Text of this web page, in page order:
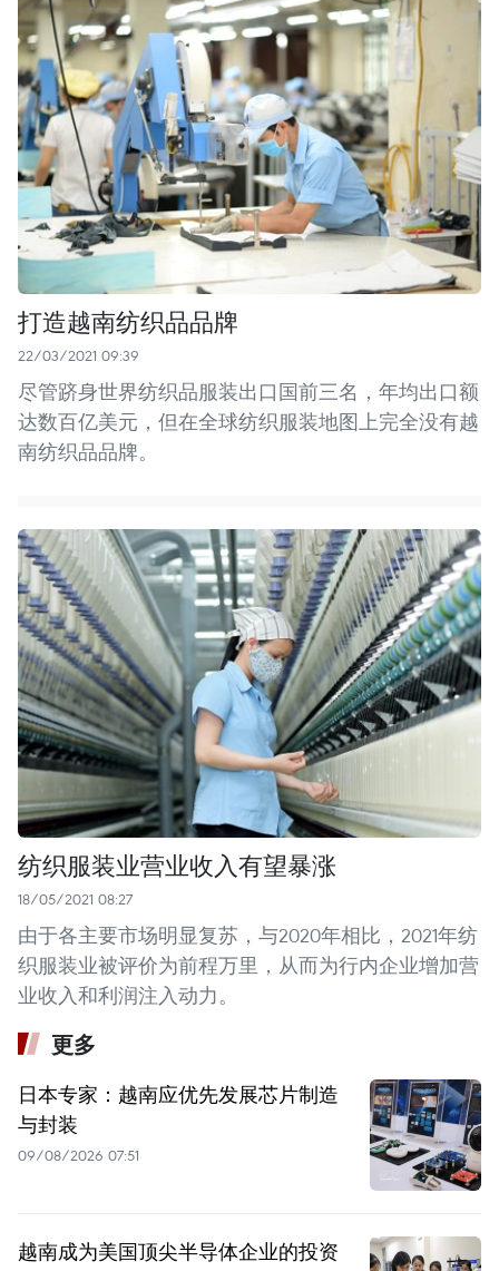
打造越南纺织品品牌
22/03/2021 09:39
尽管跻身世界纺织品服装出口国前三名，年均出口额
达数百亿美元，但在全球纺织服装地图上完全没有越
南纺织品品牌。
纺织服装业营业收入有望暴涨
18/05/2021 08:27
由于各主要市场明显复苏，与2020年相比，2021年纺
织服装业被评价为前程万里，从而为行内企业增加营
业收入和利润注入动力。
更多
日本专家：越南应优先发展芯片制造
与封装
09/08/2026 07:51
越南成为美国顶尖半导体企业的投资